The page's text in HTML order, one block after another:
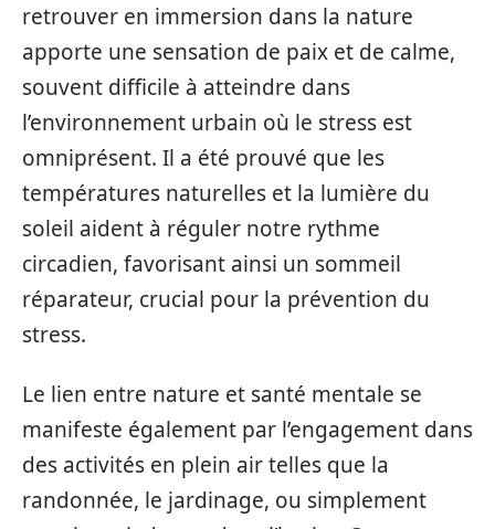
retrouver en immersion dans la nature
apporte une sensation de paix et de calme,
souvent difficile à atteindre dans
l’environnement urbain où le stress est
omniprésent. Il a été prouvé que les
températures naturelles et la lumière du
soleil aident à réguler notre rythme
circadien, favorisant ainsi un sommeil
réparateur, crucial pour la prévention du
stress.
Le lien entre nature et santé mentale se
manifeste également par l’engagement dans
des activités en plein air telles que la
randonnée, le jardinage, ou simplement